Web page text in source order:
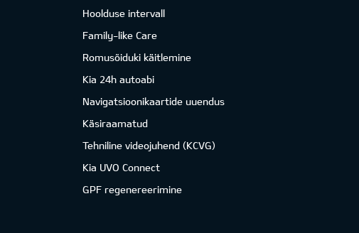
Hoolduse intervall
Family-like Care
Romusõiduki käitlemine
Kia 24h autoabi
Navigatsioonikaartide uuendus
Käsiraamatud
Tehniline videojuhend (KCVG)
Kia UVO Connect
GPF regenereerimine